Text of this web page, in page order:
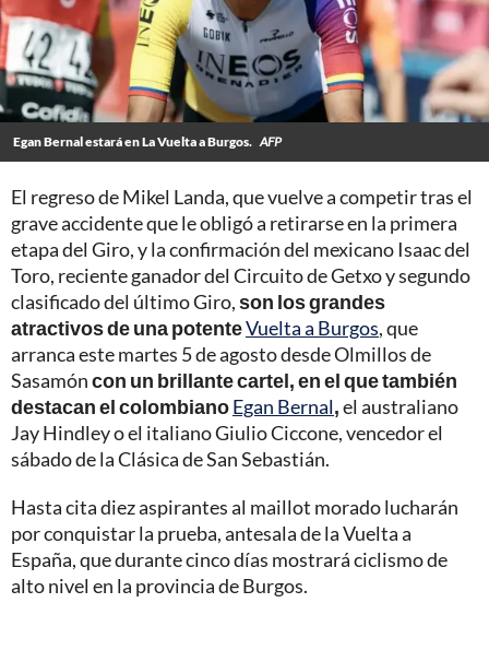
Egan Bernal estará en La Vuelta a Burgos. AFP
El regreso de Mikel Landa, que vuelve a competir tras el
grave accidente que le obligó a retirarse en la primera
etapa del Giro, y la confirmación del mexicano Isaac del
Toro, reciente ganador del Circuito de Getxo y segundo
clasificado del último Giro,son los grandes
atractivos de una potenteVuelta a Burgos, que
arranca este martes 5 de agosto desde Olmillos de
Sasamóncon un brillante cartel, en el que también
destacan el colombianoEgan Bernal,el australiano
Jay Hindley o el italiano Giulio Ciccone, vencedor el
sábado de la Clásica de San Sebastián.
Hasta cita diez aspirantes al maillot morado lucharán
por conquistar la prueba, antesala de la Vuelta a
España, que durante cinco días mostrará ciclismo de
alto nivel en la provincia de Burgos.